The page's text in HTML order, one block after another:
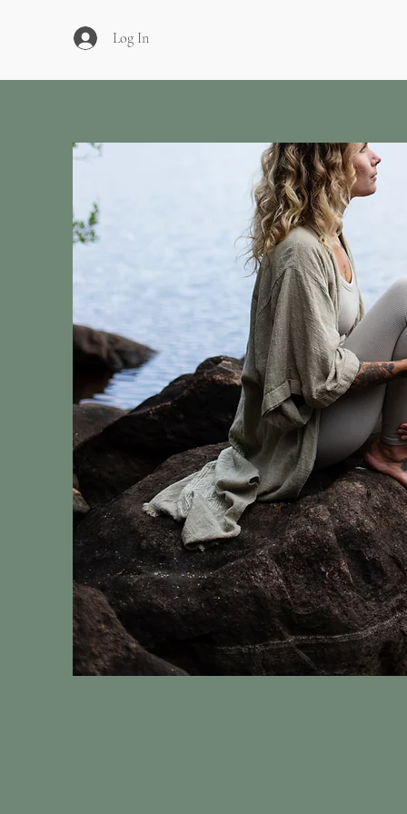
Log In